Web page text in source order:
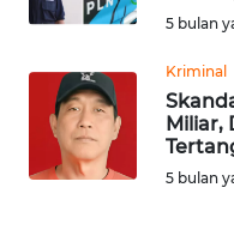
5 bulan
Kriminal
Miliar,
5 bulan
KARIR